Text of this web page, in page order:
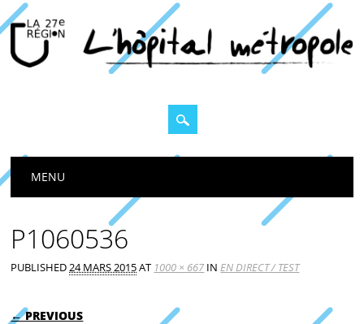
Main menu
MENU
P1060536
PUBLISHED24 MARS 2015AT 1000 × 667 INEN DIRECT / TEST
← PREVIOUS